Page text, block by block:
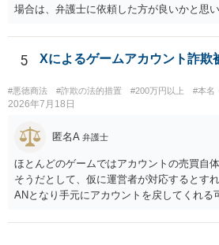
場合は、弁護士に依頼した方が良いかと思
さい。
5 Xによるゲームアカウント詐欺
#悪徳商法 #詐欺の法的措置 #200万円以上 #本名
2026年7月18日
匿名A 弁護士
ほとんどのゲームではアカウントの売買自
そうだとして、仮に運営者が対応するとす
ANとなり手元にアカウントを戻してくれる
絶）を食らう可能性があります。RMTが許